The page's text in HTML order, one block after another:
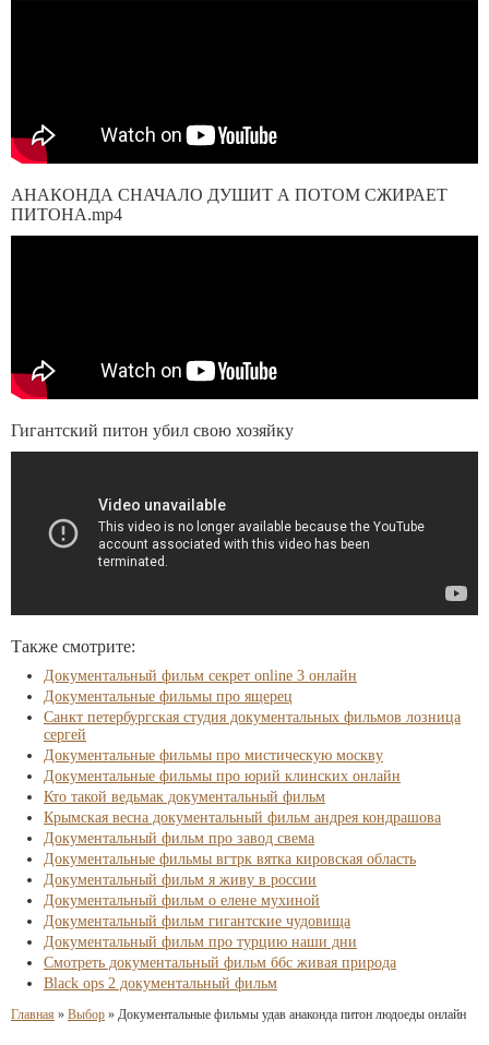
АНАКОНДА СНАЧАЛО ДУШИТ А ПОТОМ СЖИРАЕТ
ПИТОНА.mp4
Гигантский питон убил свою хозяйку
Также смотрите:
Документальный фильм секрет online 3 онлайн
Документальные фильмы про ящерец
Санкт петербургская студия документальных фильмов лозница
сергей
Документальные фильмы про мистическую москву
Документальные фильмы про юрий клинских онлайн
Кто такой ведьмак документальный фильм
Крымская весна документальный фильм андрея кондрашова
Документальный фильм про завод свема
Документальные фильмы вгтрк вятка кировская область
Документальный фильм я живу в россии
Документальный фильм о елене мухиной
Документальный фильм гигантские чудовища
Документальный фильм про турцию наши дни
Смотреть документальный фильм ббс живая природа
Black ops 2 документальный фильм
Главная » Выбор » Документальные фильмы удав анаконда питон людоеды онлайн